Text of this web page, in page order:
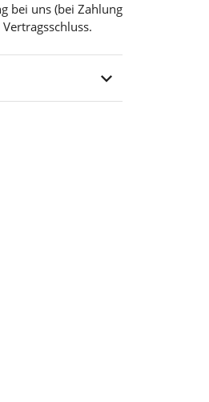
bei uns (bei Zahlung